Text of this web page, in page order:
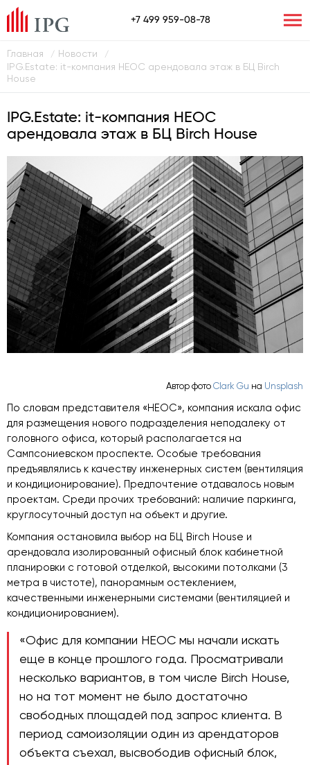
+7 499 959-08-78
Главная / Новости /
IPG.Estate: it-компания НЕОС арендовала этаж в БЦ Birch
House
IPG.Estate: it-компания НЕОС
арендовала этаж в БЦ Birch House
Автор фото Clark Gu на Unsplash
По словам представителя «НЕОС», компания искала офис
для размещения нового подразделения неподалеку от
головного офиса, который располагается на
Сампсониевском проспекте. Особые требования
предъявлялись к качеству инженерных систем (вентиляция
и кондиционирование). Предпочтение отдавалось новым
проектам. Среди прочих требований: наличие паркинга,
круглосуточный доступ на объект и другие.
Компания остановила выбор на БЦ Birch House и
арендовала изолированный офисный блок кабинетной
планировки с готовой отделкой, высокими потолками (3
метра в чистоте), панорамным остеклением,
качественными инженерными системами (вентиляцией и
кондиционированием).
«Офис для компании НЕОС мы начали искать
еще в конце прошлого года. Просматривали
несколько вариантов, в том числе Birch House,
но на тот момент не было достаточно
свободных площадей под запрос клиента. В
период самоизоляции один из арендаторов
объекта съехал, высвободив офисный блок,